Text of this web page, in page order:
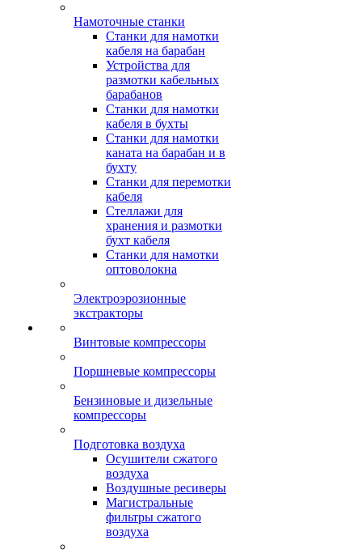
Намоточные станки
Станки для намотки
кабеля на барабан
Устройства для
размотки кабельных
барабанов
Станки для намотки
кабеля в бухты
Станки для намотки
каната на барабан и в
бухту
Станки для перемотки
кабеля
Стеллажи для
хранения и размотки
бухт кабеля
Станки для намотки
оптоволокна
Электроэрозионные
экстракторы
Винтовые компрессоры
Поршневые компрессоры
Бензиновые и дизельные
компрессоры
Подготовка воздуха
Осушители сжатого
воздуха
Воздушные ресиверы
Магистральные
фильтры сжатого
воздуха